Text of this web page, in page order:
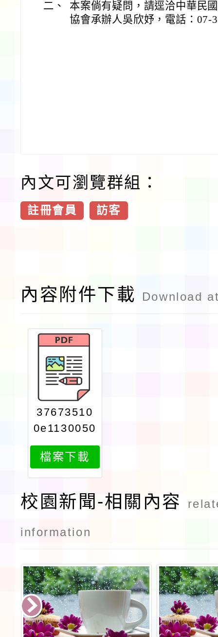
二、
本案倘有疑問，請逕洽中華民
協會承辦人吳欣妤，電話：07-
內文可瀏覽群組：
註冊會員 訪客
內容附件下載 Download
37673510
0e1130050
663attach
1
檔案下載
校園新聞-相關內容
information